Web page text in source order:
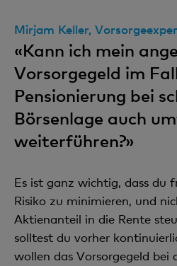
Mirjam Keller,
«Kann ich mein
Vorsorgegeld im
Pensionierung bei
Börsenlage auch
weiterführen?»
Es ist ganz wichtig, dass du
Risiko zu minimieren, und
Aktienanteil in die Rente
solltest du vorher
wollen das Vorsorgegeld bei